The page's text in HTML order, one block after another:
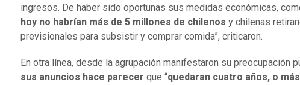
ingresos. De haber sido oportunas sus medidas económicas,
hoy no habrían más de 5 millones de chilenos y chilenas
previsionales para subsistir y comprar comida”, criticaron.
En otra línea, desde la agrupación manifestaron su preocupación
sus anuncios hace parecer que “quedaran cuatro años, o